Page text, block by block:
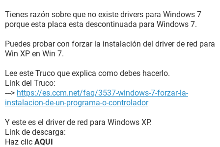
Tienes razón sobre que no existe drivers para Windows 7
porque esta placa esta descontinuada para Windows 7.
Puedes probar con forzar la instalación del driver de red para
Win XP en Win 7.
Lee este Truco que explica como debes hacerlo.
Link del Truco:
---> https://es.ccm.net/faq/3537-windows-7-forzar-la-
instalacion-de-un-programa-o-controlador
Y este es el driver de red para Windows XP.
Link de descarga:
Haz clic AQUI